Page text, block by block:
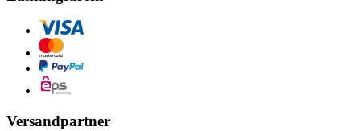
Versandpartner